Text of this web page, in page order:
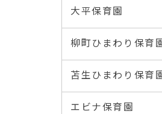
大平保育園
柳町ひまわり保育
苫生ひまわり保育
エビナ保育園